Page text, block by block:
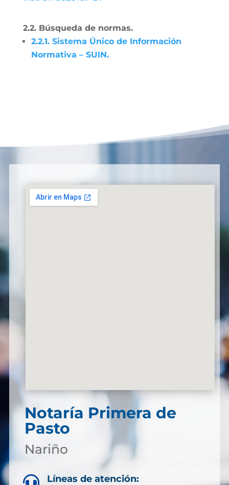
2.2. Búsqueda de normas.
2.2.1. Sistema Único de Información
Normativa – SUIN.
Notaría Primera de
Pasto
Nariño
Líneas de atención: